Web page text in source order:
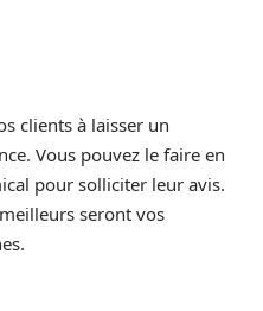
clients à laisser un
Vous pouvez le faire en
pour solliciter leur avis.
seront vos